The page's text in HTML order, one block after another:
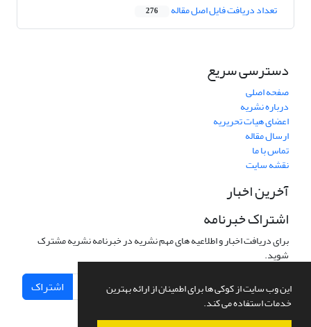
این وب سایت از کوکی ها برای اطمینان از ارائه بهترین
خدمات استفاده می کند.
تعداد دریافت فایل اصل مقاله 276
دسترسی سریع
صفحه اصلی
درباره نشریه
اعضای هیات تحریریه
ارسال مقاله
تماس با ما
نقشه سایت
آخرین اخبار
اشتراک خبرنامه
برای دریافت اخبار و اطلاعیه های مهم نشریه در خبرنامه نشریه مشترک
شوید.
اشتراک